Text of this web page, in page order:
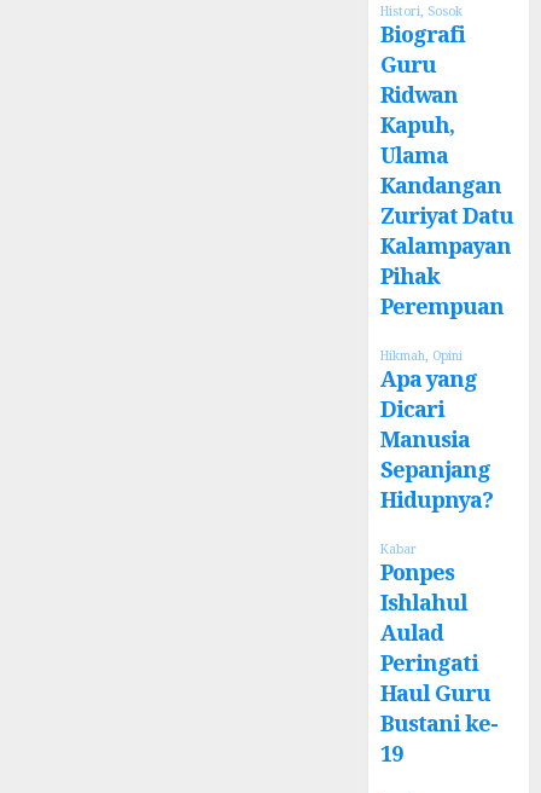
Histori Sosok
Biografi
Guru
Ridwan
Kapuh,
Ulama
Kandangan
Zuriyat Datu
Kalampayan
Pihak
Perempuan
Hikmah, Opini
Apa yang
Dicari
Manusia
Sepanjang
Hidupnya?
Kabar
Ponpes
Ishlahul
Aulad
Peringati
Haul Guru
Bustani ke-
19